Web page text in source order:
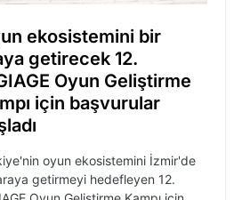
ekosistemini bir
getirecek 12.
Oyun Geliştirme
için başvurular
oyun ekosistemini İzmir'de
getirmeyi hedefleyen 12.